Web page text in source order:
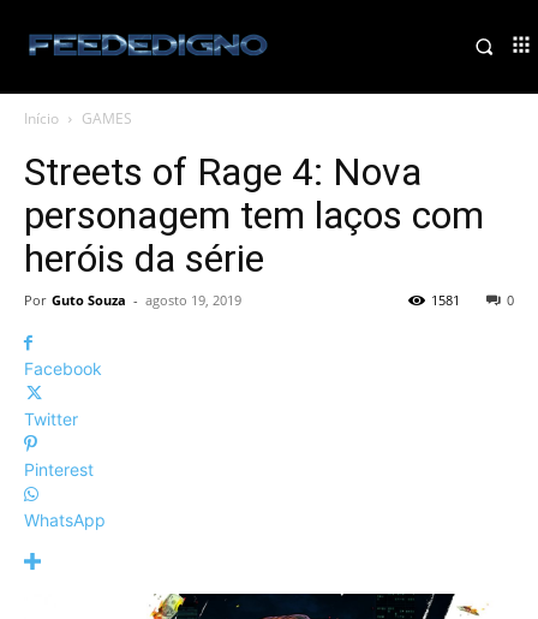
Início GAMES
Streets of Rage 4: Nova
personagem tem laços com
heróis da série
Por Guto Souza - agosto 19, 2019 0
1581
Facebook
Twitter
Pinterest
WhatsApp